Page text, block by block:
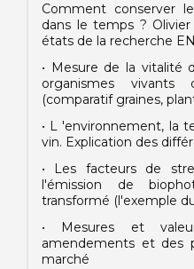
Comment conserver
dans le temps ?
états de la recherche
• Mesure de la vitalité
organismes
(comparatif graines,
• L 'environnement, la
vin. Explication des
• Les facteurs de
l'émission de
transformé (l'exemple
• Mesures et
amendements et des
marché